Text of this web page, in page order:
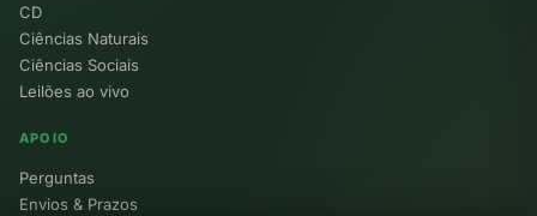
CD
Ciências Naturais
Ciências Sociais
Leilões ao vivo
APOIO
Perguntas
Envios & Prazos